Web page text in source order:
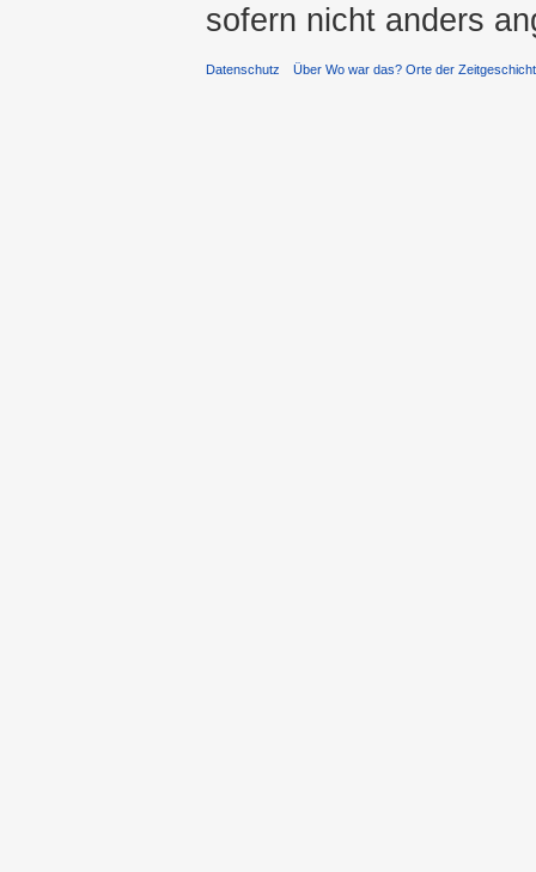
sofern nicht anders
Datenschutz Über Wo war das? Orte der